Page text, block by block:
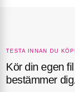
TESTA INNAN DU
Kör din egen
bestämmer